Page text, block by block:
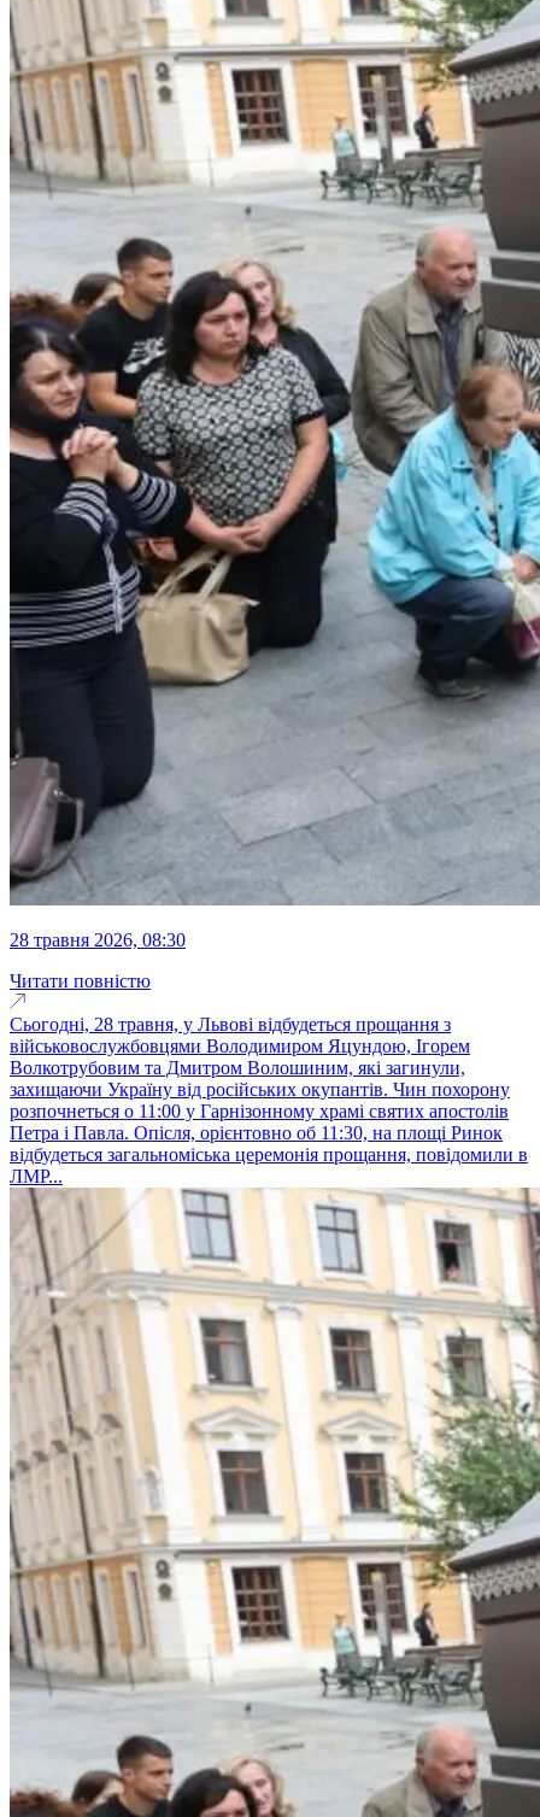
28 травня 2026, 08:30
Читати повністю
Сьогодні, 28 травня, у Львові відбудеться прощання з
військовослужбовцями Володимиром Яцундою, Ігорем
Волкотрубовим та Дмитром Волошиним, які загинули,
захищаючи Україну від російських окупантів. Чин похорону
розпочнеться о 11:00 у Гарнізонному храмі святих апостолів
Петра і Павла. Опісля, орієнтовно об 11:30, на площі Ринок
відбудеться загальноміська церемонія прощання, повідомили в
ЛМР...